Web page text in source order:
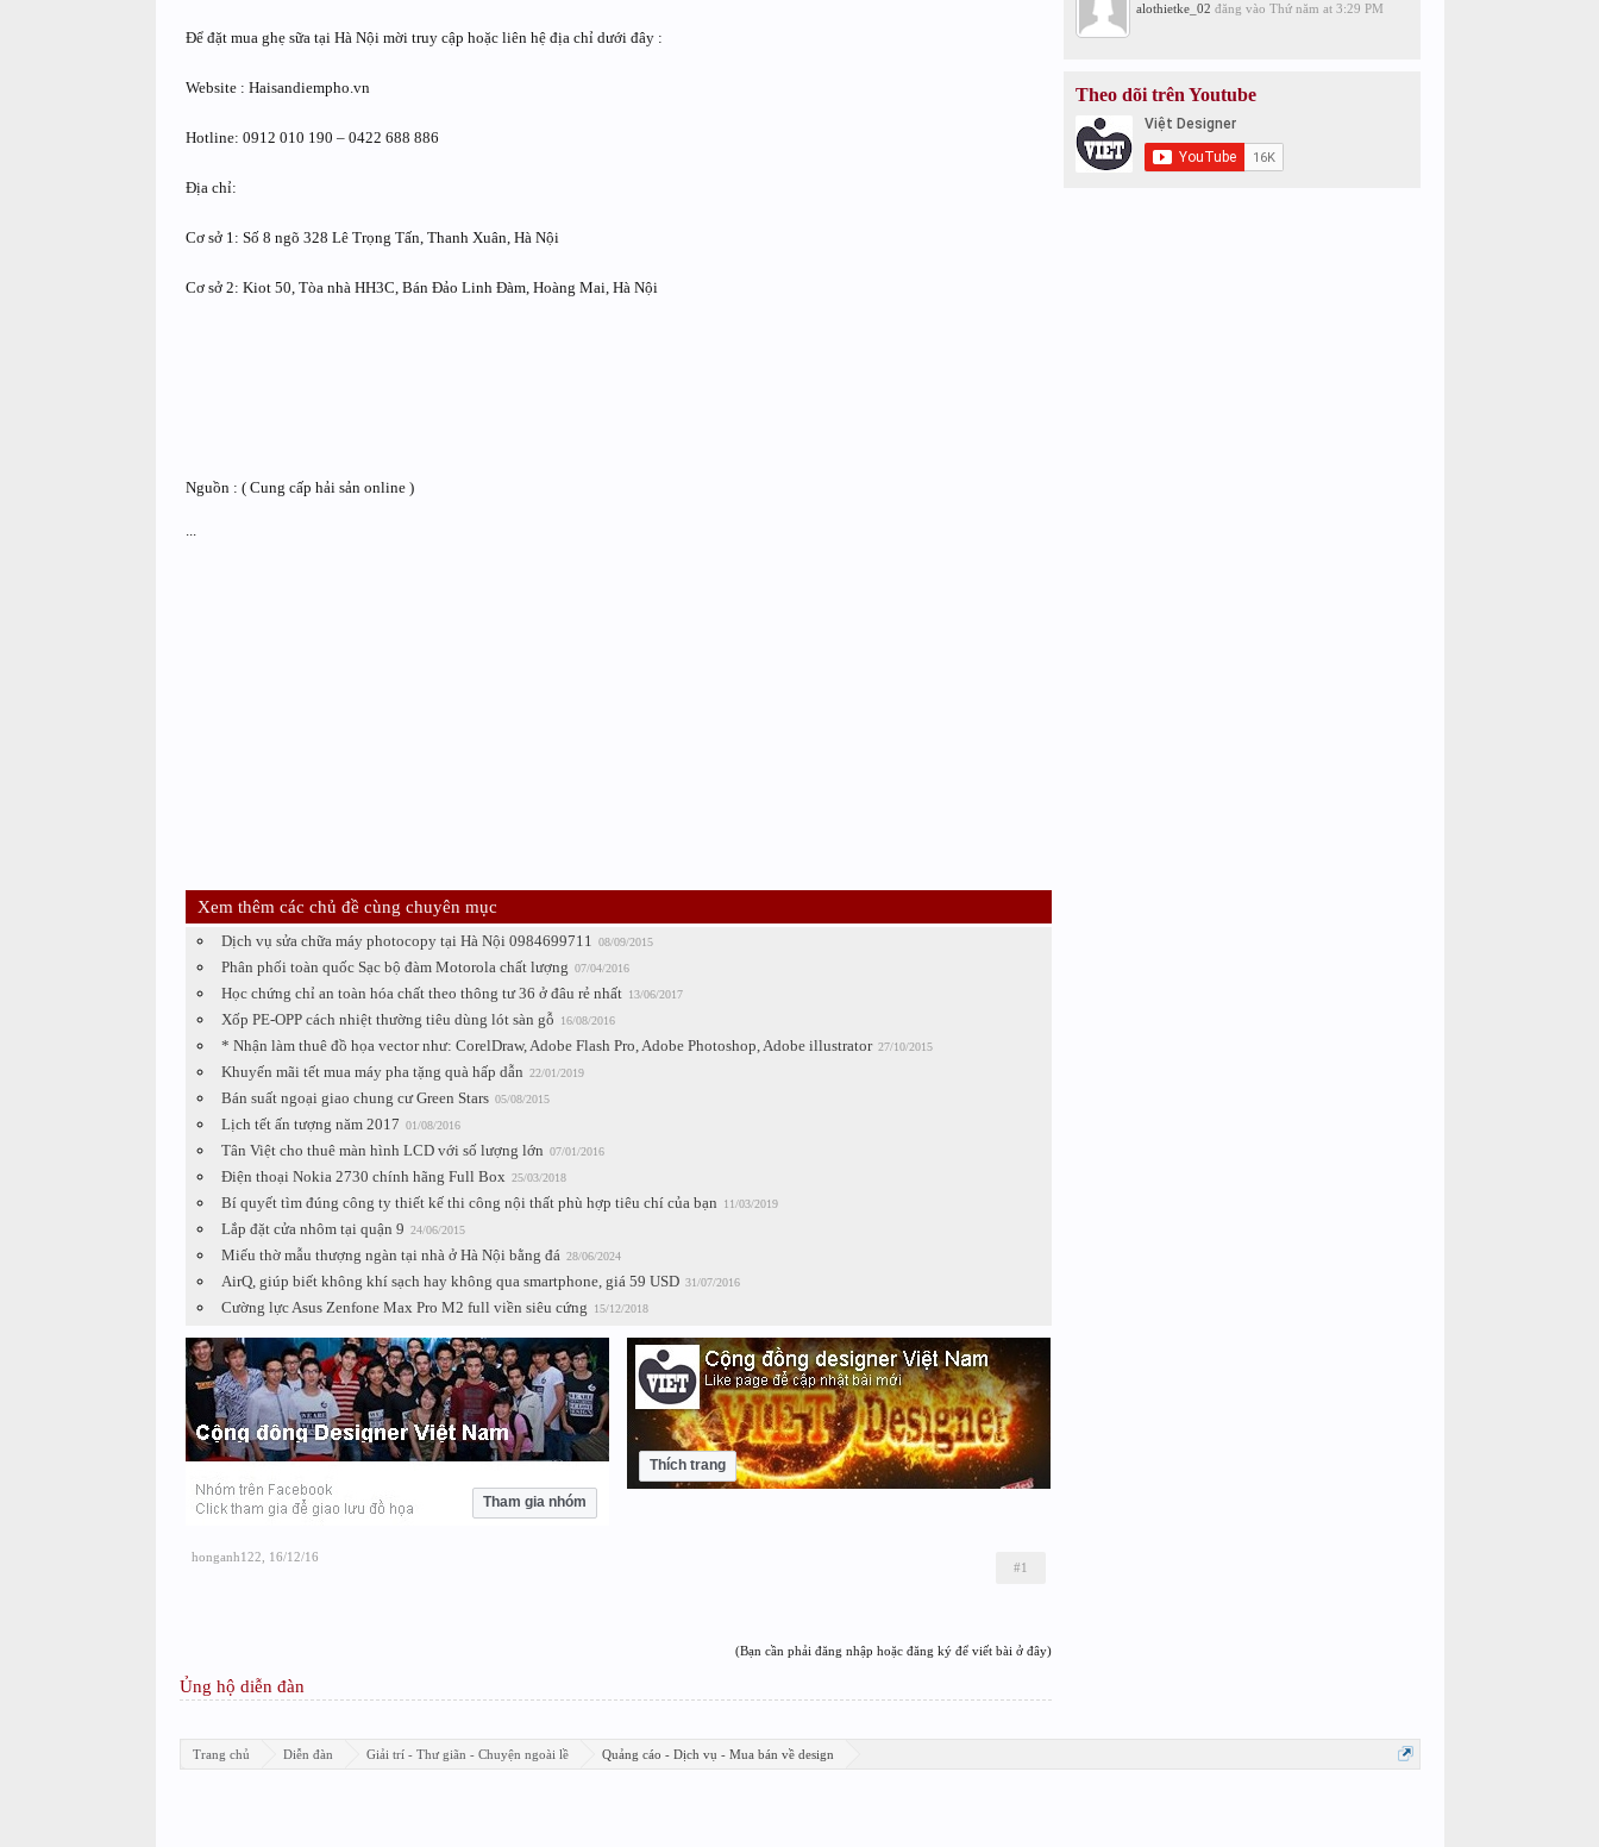
Để đặt mua ghẹ sữa tại Hà Nội mời truy cập hoặc liên hệ địa chỉ dưới đây :
Website : Haisandiempho.vn
Hotline: 0912 010 190 – 0422 688 886
Địa chỉ:
Cơ sở 1: Số 8 ngõ 328 Lê Trọng Tấn, Thanh Xuân, Hà Nội
Cơ sở 2: Kiot 50, Tòa nhà HH3C, Bán Đảo Linh Đàm, Hoàng Mai, Hà Nội
Nguồn : ( Cung cấp hải sản online )
...
Xem thêm các chủ đề cùng chuyên mục
Dịch vụ sửa chữa máy photocopy tại Hà Nội 0984699711 08/09/2015
Phân phối toàn quốc Sạc bộ đàm Motorola chất lượng 07/04/2016
Học chứng chỉ an toàn hóa chất theo thông tư 36 ở đâu rẻ nhất 13/06/2017
Xốp PE-OPP cách nhiệt thường tiêu dùng lót sàn gỗ 16/08/2016
* Nhận làm thuê đồ họa vector như: CorelDraw, Adobe Flash Pro, Adobe Photoshop, Adobe illustrator 27/10/2015
Khuyến mãi tết mua máy pha tặng quà hấp dẫn 22/01/2019
Bán suất ngoại giao chung cư Green Stars 05/08/2015
Lịch tết ấn tượng năm 2017 01/08/2016
Tân Việt cho thuê màn hình LCD với số lượng lớn 07/01/2016
Điện thoại Nokia 2730 chính hãng Full Box 25/03/2018
Bí quyết tìm đúng công ty thiết kế thi công nội thất phù hợp tiêu chí của bạn 11/03/2019
Lắp đặt cửa nhôm tại quận 9 24/06/2015
Miếu thờ mẫu thượng ngàn tại nhà ở Hà Nội bằng đá 28/06/2024
AirQ, giúp biết không khí sạch hay không qua smartphone, giá 59 USD 31/07/2016
Cường lực Asus Zenfone Max Pro M2 full viền siêu cứng 15/12/2018
Tham gia nhóm
Thích trang
honganh122 16/12/16
#1
(Bạn cần phải đăng nhập hoặc đăng ký để viết bài ở đây)
Ủng hộ diễn đàn
alothietke_02 đăng vào Thứ năm at 3:29 PM
Theo dõi trên Youtube
Trang chủ Diễn đàn Giải trí - Thư giãn - Chuyện ngoài lề Quảng cáo - Dịch vụ - Mua bán về design